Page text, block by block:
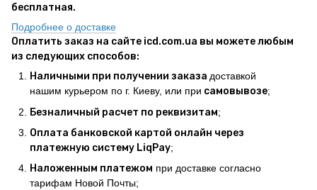
бесплатная.
Подробнее о доставке
Оплатить заказ на сайте icd.com.ua вы можете любым
из следующих способов:
Наличными при получении заказа доставкой
нашим курьером по г. Киеву, или при самовывозе;
Безналичный расчет по реквизитам;
Оплата банковской картой онлайн через
платежную систему LiqPay;
Наложенным платежом при доставке согласно
тарифам Новой Почты;